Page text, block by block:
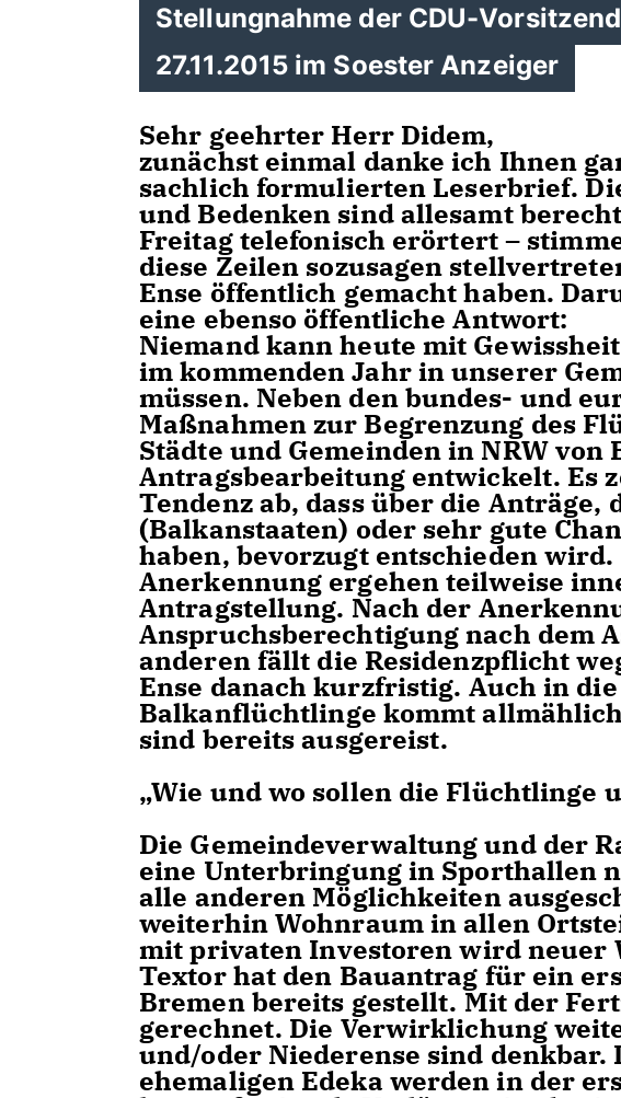
Stellungnahme der CDU-
27.11.2015 im Soester Anzeiger
Sehr geehrter Herr Didem,
zunächst einmal danke ich Ihnen
sachlich formulierten Leserbrief.
und Bedenken sind allesamt
Freitag telefonisch erörtert –
diese Zeilen sozusagen
Ense öffentlich gemacht haben.
eine ebenso öffentliche Antwort:
Niemand kann heute mit
im kommenden Jahr in unserer
müssen. Neben den bundes- und
Maßnahmen zur Begrenzung des
Städte und Gemeinden in NRW von
Antragsbearbeitung entwickelt. Es
Tendenz ab, dass über die Anträge,
(Balkanstaaten) oder sehr gute
haben, bevorzugt entschieden wird.
Anerkennung ergehen teilweise
Antragstellung. Nach der
Anspruchsberechtigung nach dem
anderen fällt die Residenzpflicht
Ense danach kurzfristig. Auch in
Balkanflüchtlinge kommt
sind bereits ausgereist.
Wie und wo sollen die Flüchtlinge
Die Gemeindeverwaltung und der
eine Unterbringung in Sporthallen
alle anderen Möglichkeiten
weiterhin Wohnraum in allen
mit privaten Investoren wird neuer
Textor hat den Bauantrag für ein
Bremen bereits gestellt. Mit der
gerechnet. Die Verwirklichung
und/oder Niederense sind denkbar.
ehemaligen Edeka werden in der